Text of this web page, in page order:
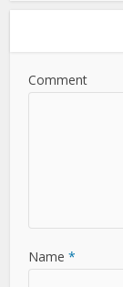
Comment
Name *